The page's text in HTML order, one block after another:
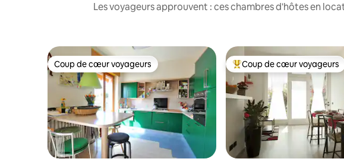
Les voyageurs approuvent : ces chambres d'hôtes en
Coup de cœur voyageurs
Coup de cœur voyageurs Coups de cœur voyageurs
Coup de cœur voyageurs